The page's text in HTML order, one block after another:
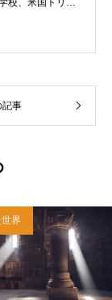
日本福音ルーテ
、東京、札幌、
ーテル学院大学
記事
界